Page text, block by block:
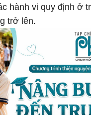
hành vi quy định ở
trở lên.